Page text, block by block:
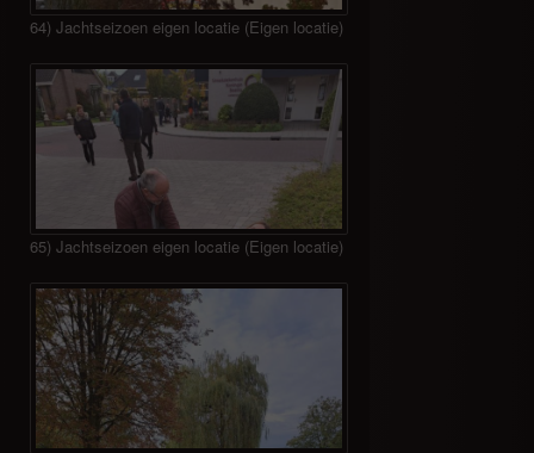
64) Jachtseizoen eigen locatie (Eigen locatie)
65) Jachtseizoen eigen locatie (Eigen locatie)